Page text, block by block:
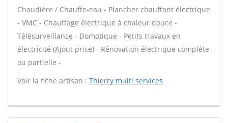
Chaudière / Chauffe-eau - Plancher chauffant électrique
- VMC - Chauffage électrique à chaleur douce -
Télésurveillance - Domotique - Petits travaux en
électricité (Ajout prise) - Rénovation électrique complète
ou partielle -
Voir la fiche artisan : Thierry multi services